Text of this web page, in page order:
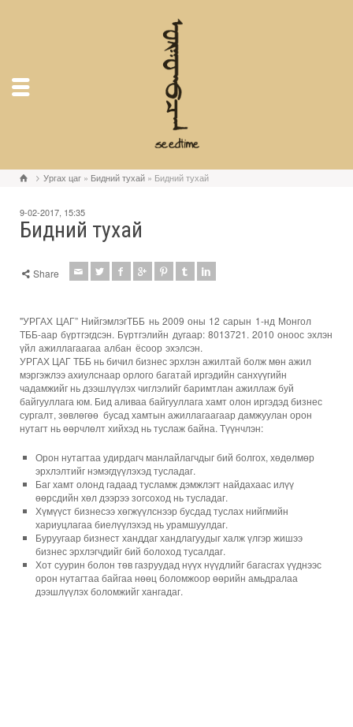
Ургах цаг » Бидний тухай » Бидний тухай
9-02-2017, 15:35
Бидний тухай
Share
"УРГАХ ЦАГ” НийгэмлэгТББ нь 2009 оны 12 сарын 1-нд Монгол
ТББ-аар бүртгэгдсэн. Бүртгэлийн дугаар: 8013721. 2010 оноос эхлэн
үйл ажиллагаагаа албан ёсоор эхэлсэн.
УРГАХ ЦАГ ТББ нь бичил бизнес эрхлэн ажилтай болж мөн ажил
мэргэжлээ ахиулснаар орлого багатай иргэдийн санхүүгийн
чадамжийг нь дээшлүүлэх чиглэлийг баримтлан ажиллаж буй
байгууллага юм. Бид аливаа байгууллага хамт олон иргэдэд бизнес
сургалт, зөвлөгөө бусад хамтын ажиллагаагаар дамжуулан орон
нутагт нь өөрчлөлт хийхэд нь туслаж байна. Түүнчлэн:
Орон нутагтаа удирдагч манлайлагчдыг бий болгох, хөдөлмөр
эрхлэлтийг нэмэгдүүлэхэд тусладаг.
Баг хамт олонд гадаад тусламж дэмжлэгт найдахаас илүү
өөрсдийн хөл дээрээ зогсоход нь тусладаг.
Хүмүүст бизнесээ хөгжүүлснээр бусдад туслах нийгмийн
хариуцлагаа биелүүлэхэд нь урамшуулдаг.
Буруугаар бизнест ханддаг хандлагуудыг халж үлгэр жишээ
бизнес эрхлэгчдийг бий болоход тусалдаг.
Хот суурин болон төв газруудад нүүх нүүдлийг багасгах үүднээс
орон нутагтаа байгаа нөөц боломжоор өөрийн амьдралаа
дээшлүүлэх боломжийг хангадаг.